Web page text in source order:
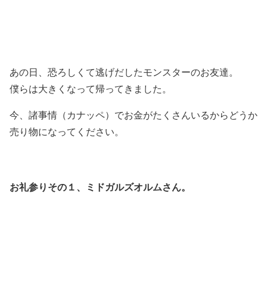
あの日、恐ろしくて逃げだしたモンスターのお友達。
僕らは大きくなって帰ってきました。
今、諸事情（カナッペ）でお金がたくさんいるからどうか
売り物になってください。
お礼参りその１、ミドガルズオルムさん。